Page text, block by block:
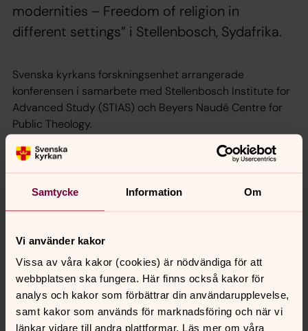
Samtycke Information Om
Vi använder kakor
Vissa av våra kakor (cookies) är nödvändiga för att
webbplatsen ska fungera. Här finns också kakor för
analys och kakor som förbättrar din användarupplevelse,
samt kakor som används för marknadsföring och när vi
länkar vidare till andra plattformar. Läs mer om våra
modernities – Freedom of religion in
different settings” i Stellenbosch, Sydafrika.
Svenska kyrkans forskningsenhet arrangerade
konferensen i samarbete med Stellenbosch Institute for
Advanced Study (STIAS) och Beyers Naudé Centre for
Public Theology.
Konferensen tog upp frågor som rör religionsfrihet –
som till exempel skillnaden i religionsfrihet mellan
akademiker och konferensens innehåll kommer att
redovisas i en publikation som kommer att ges ut i
Läs mer om konferensen